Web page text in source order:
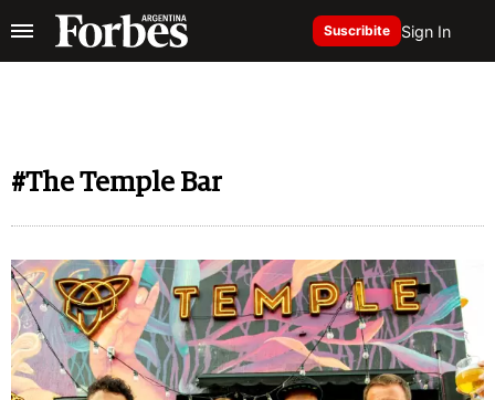
Suscribite Sign In
#The Temple Bar